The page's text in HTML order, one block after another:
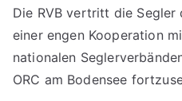
Die RVB vertritt die
einer engen Kooperation
nationalen
ORC am Bodensee